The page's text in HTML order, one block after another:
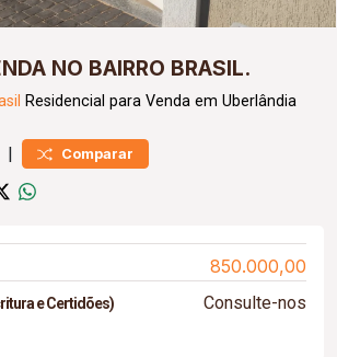
NO BAIRRO BRASIL.
Residencial para Venda em Uberlândia
| Comparar
850.000,00
e Certidões) Consulte-nos